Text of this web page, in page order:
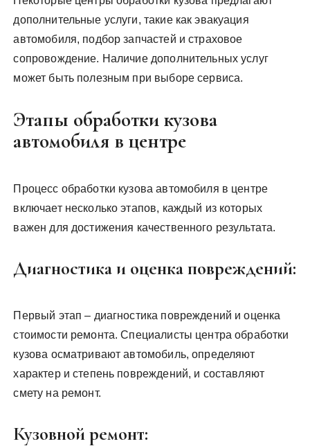
дополнительные услуги, такие как эвакуация
автомобиля, подбор запчастей и страховое
сопровождение. Наличие дополнительных услуг
может быть полезным при выборе сервиса.
Этапы обработки кузова
автомобиля в центре
Процесс обработки кузова автомобиля в центре
включает несколько этапов, каждый из которых
важен для достижения качественного результата.
Диагностика и оценка повреждений:
Первый этап – диагностика повреждений и оценка
стоимости ремонта. Специалисты центра обработки
кузова осматривают автомобиль, определяют
характер и степень повреждений, и составляют
смету на ремонт.
Кузовной ремонт: